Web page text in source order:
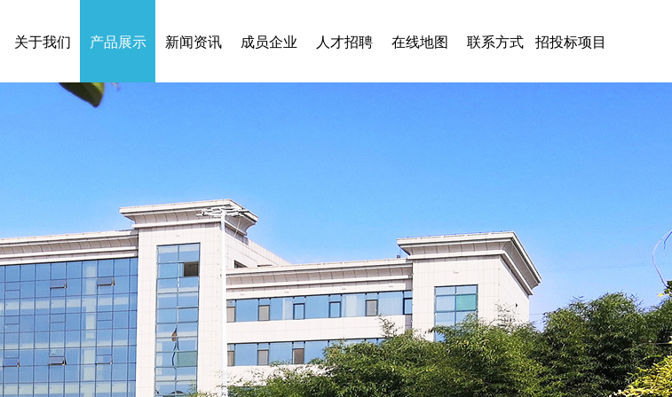
招投标项目
联系方式
在线地图
人才招聘
成员企业
新闻资讯
产品展示
关于我们